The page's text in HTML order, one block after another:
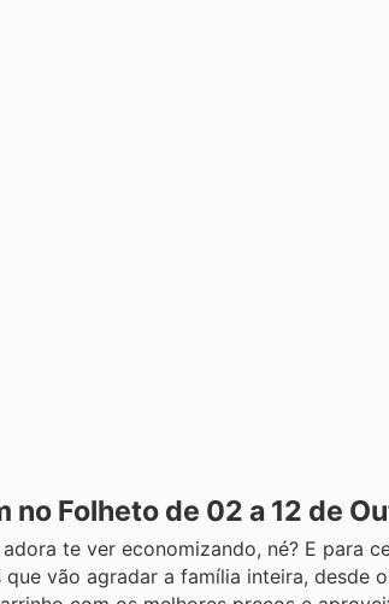
Folheto de 02 a 12 de
te ver economizando, né? E para
vão agradar a família inteira, desde